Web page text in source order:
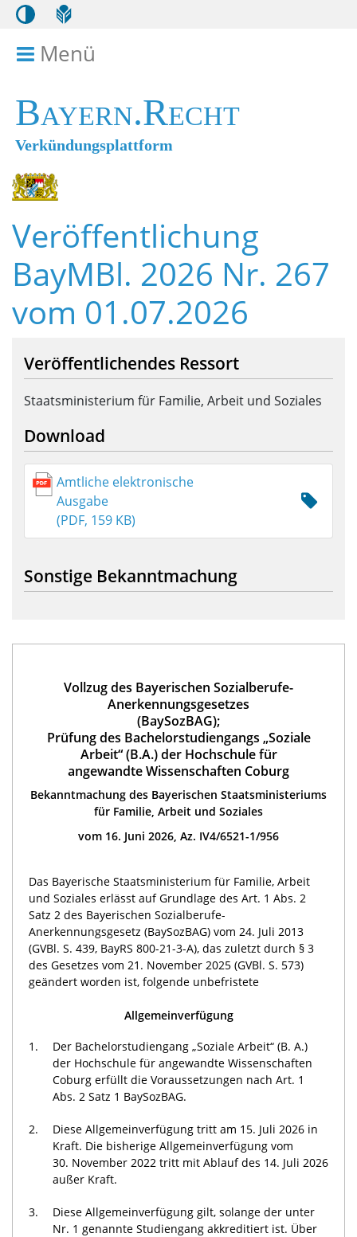
Menü
Bayern.Recht
Verkündungsplattform
Veröffentlichung
BayMBl. 2026 Nr. 267
vom 01.07.2026
Veröffentlichendes Ressort
Staatsministerium für Familie, Arbeit und Soziales
Download
Amtliche elektronische
Ausgabe
(PDF, 159 KB)
Sonstige Bekanntmachung
Vollzug des Bayerischen Sozialberufe-
Anerkennungsgesetzes
(BaySozBAG);
Prüfung des Bachelorstudiengangs „Soziale
Arbeit“ (B.A.) der Hochschule für
angewandte Wissenschaften Coburg
Bekanntmachung des Bayerischen Staatsministeriums
für Familie, Arbeit und Soziales
vom 16. Juni 2026, Az. IV4/6521-1/956
Das Bayerische Staatsministerium für Familie, Arbeit
und Soziales erlässt auf Grundlage des Art. 1 Abs. 2
Satz 2 des Bayerischen Sozialberufe-
Anerkennungsgesetz (BaySozBAG) vom 24. Juli 2013
(GVBl. S. 439, BayRS 800-21-3-A), das zuletzt durch § 3
des Gesetzes vom 21. November 2025 (GVBl. S. 573)
geändert worden ist, folgende unbefristete
Allgemeinverfügung
1.
Der Bachelorstudiengang „Soziale Arbeit“ (B. A.)
der Hochschule für angewandte Wissenschaften
Coburg erfüllt die Voraussetzungen nach Art. 1
Abs. 2 Satz 1 BaySozBAG.
2.
Diese Allgemeinverfügung tritt am 15. Juli 2026 in
Kraft. Die bisherige Allgemeinverfügung vom
30. November 2022 tritt mit Ablauf des 14. Juli 2026
außer Kraft.
3.
Diese Allgemeinverfügung gilt, solange der unter
Nr. 1 genannte Studiengang akkreditiert ist. Über